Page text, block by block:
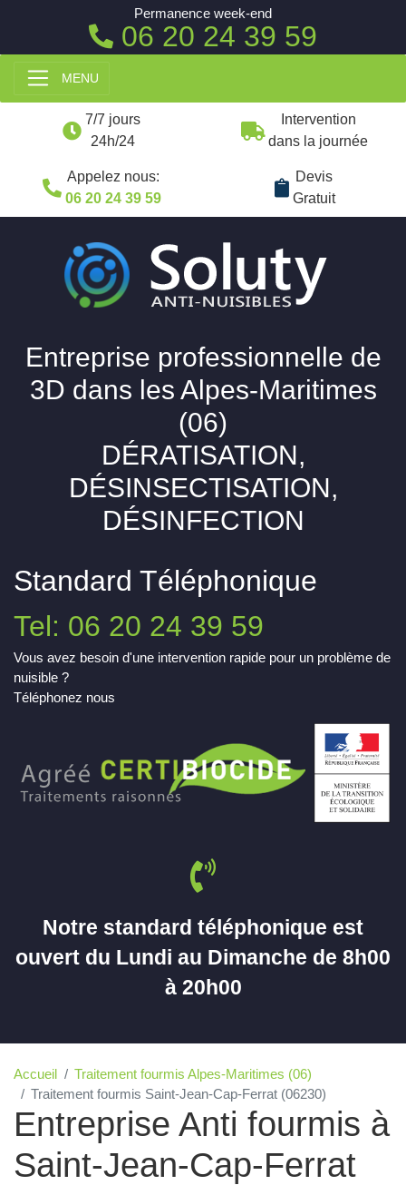
MENU
7/7 jours
24h/24
Intervention
dans la journée
Appelez nous:
06 20 24 39 59
Devis
Gratuit
Entreprise professionnelle de
3D dans les Alpes-Maritimes
(06)
DÉRATISATION,
DÉSINSECTISATION,
DÉSINFECTION
Standard Téléphonique
Tel: 06 20 24 39 59
Vous avez besoin d'une intervention rapide pour un problème de
nuisible ?
Téléphonez nous
Notre standard téléphonique est
ouvert du Lundi au Dimanche de 8h00
à 20h00
Accueil
Traitement fourmis Alpes-Maritimes (06)
Traitement fourmis Saint-Jean-Cap-Ferrat (06230)
Entreprise Anti fourmis à
Saint-Jean-Cap-Ferrat
Permanence week-end
06 20 24 39 59